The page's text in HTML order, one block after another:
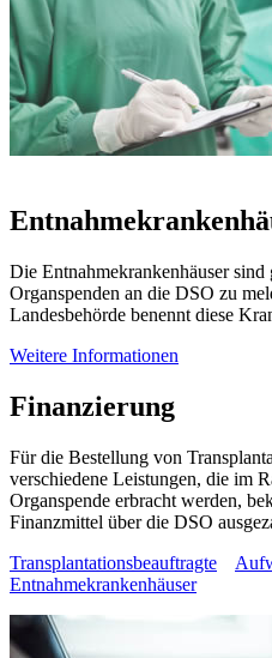
Die Entnahmekrankenhäuser
Organspenden an die DSO zu
Landesbehörde benennt diese
Weitere Informationen
Finanzierung
Für die Bestellung von
verschiedene Leistungen, die im
Organspende erbracht werden,
Finanzmittel über die DSO
Transplantationsbeauftragte
Entnahmekrankenhäuser